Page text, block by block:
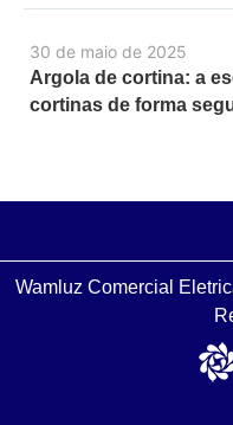
30 de maio de 2025
Argola de cortina: a
cortinas de forma
Wamluz Comercial